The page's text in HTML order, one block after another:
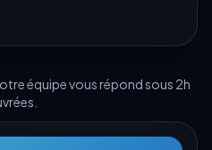
équipe vous répond sous 2h